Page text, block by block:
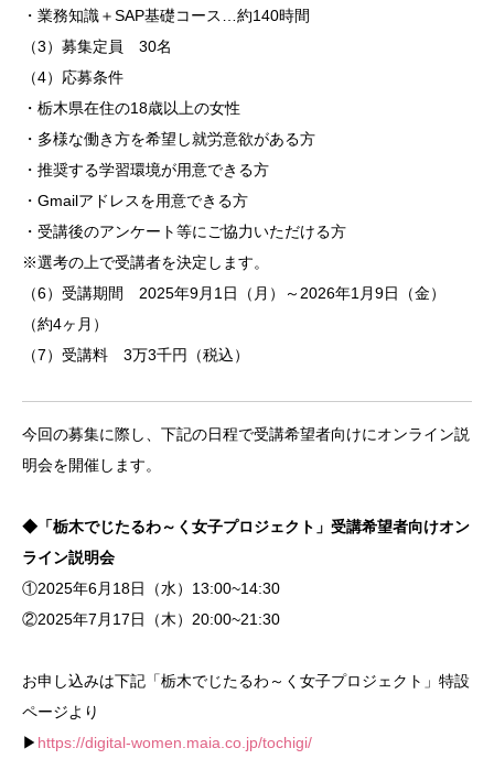
・業務知識＋SAP基礎コース…約140時間
（3）募集定員 30名
（4）応募条件
・栃木県在住の18歳以上の女性
・多様な働き方を希望し就労意欲がある方
・推奨する学習環境が用意できる方
・Gmailアドレスを用意できる方
・受講後のアンケート等にご協力いただける方
※選考の上で受講者を決定します。
（6）受講期間 2025年9月1日（月）～2026年1月9日（金）
（約4ヶ月）
（7）受講料 3万3千円（税込）
今回の募集に際し、下記の日程で受講希望者向けにオンライン説
明会を開催します。
◆「栃木でじたるわ～く女子プロジェクト」受講希望者向けオン
ライン説明会
①2025年6月18日（水）13:00~14:30
②2025年7月17日（木）20:00~21:30
お申し込みは下記「栃木でじたるわ～く女子プロジェクト」特設
ページより
▶ https://digital-women.maia.co.jp/tochigi/